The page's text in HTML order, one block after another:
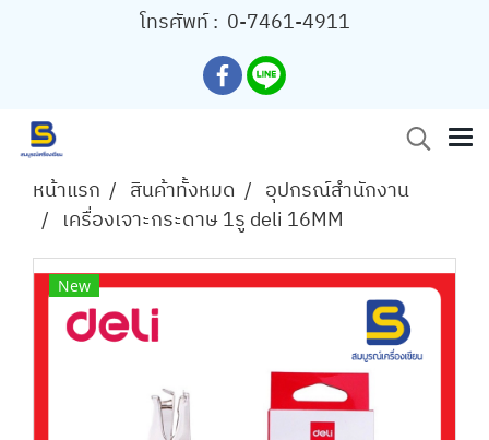
โทรศัพท์ : 0-7461-4911
หน้าแรก สินค้าทั้งหมด
อุปกรณ์สำนักงาน
เครื่องเจาะกระดาษ 1รู deli 16MM
New